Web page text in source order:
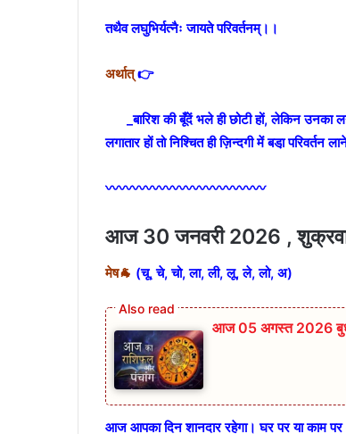
तथैव लघुभिर्यत्नैः जायते परिवर्तनम्।।
अर्थात्👉
_बारिश की बूँदें भले ही छोटी हों, लेकिन उनका
लगातार हों तो निश्चित ही ज़िन्दगी में बडा़ परिवर्तन
〰〰〰〰〰〰〰〰〰〰〰〰
आज 30 जनवरी 2026 ,
मेष🐐 (चू, चे, चो, ला, ली, लू, ले, लो, अ)
आज 05 अगस्त 2026
आज आपका दिन शानदार रहेगा। घर पर या काम